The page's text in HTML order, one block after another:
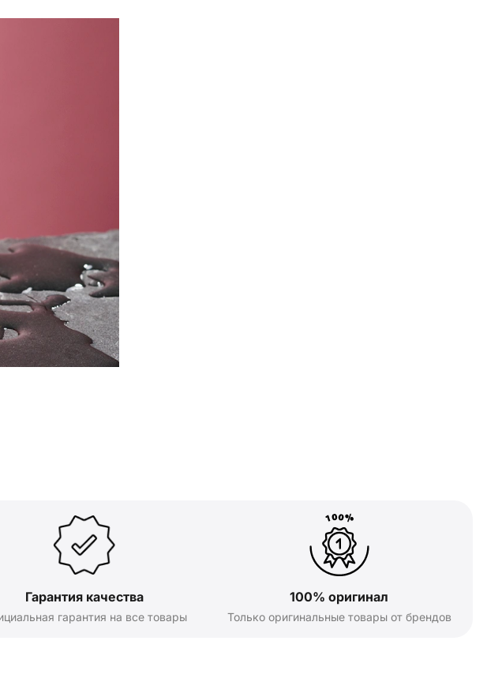
Гарантия качества
гарантия на все товары
100% оригинал
Только оригинальные товары от брендов